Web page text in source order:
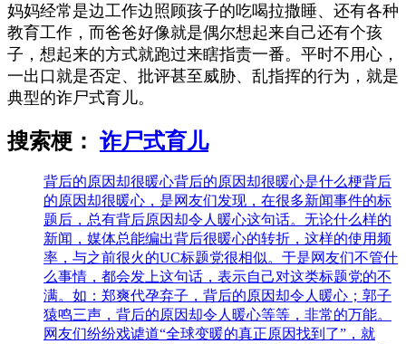
妈妈经常是边工作边照顾孩子的吃喝拉撒睡、还有各种
教育工作，而爸爸好像就是偶尔想起来自己还有个孩
子，想起来的方式就跑过来瞎指责一番。平时不用心，
一出口就是否定、批评甚至威胁、乱指挥的行为，就是
典型的诈尸式育儿。
搜索梗： 诈尸式育儿
背后的原因却很暖心背后的原因却很暖心是什么梗背后
的原因却很暖心，是网友们发现，在很多新闻事件的标
题后，总有背后原因却令人暖心这句话。无论什么样的
新闻，媒体总能编出背后很暖心的转折，这样的使用频
率，与之前很火的UC标题党很相似。于是网友们不管什
么事情，都会发上这句话，表示自己对这类标题党的不
满。如：郑爽代孕弃子，背后的原因却令人暖心；郭子
猿鸣三声，背后的原因却令人暖心等等，非常的万能。
网友们纷纷戏谑道“全球变暖的真正原因找到了”，就